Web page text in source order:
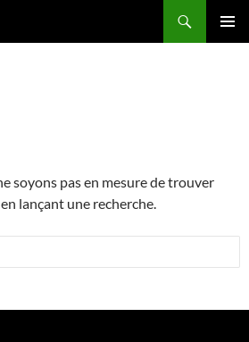
Comité Départemental du Puy-de-Dôme de Tennis de Table
soyons pas en mesure de trouver
lançant une recherche.